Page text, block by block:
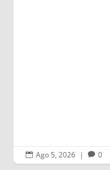
 Ago 5, 2026 |  0